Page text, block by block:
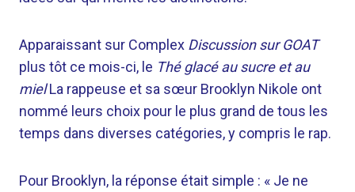
Apparaissant sur Complex Discussion sur GOAT
plus tôt ce mois-ci, le Thé glacé au sucre et au
mielLa rappeuse et sa sœur Brooklyn Nikole ont
nommé leurs choix pour le plus grand de tous les
temps dans diverses catégories, y compris le rap.
Pour Brooklyn, la réponse était simple : « Je ne